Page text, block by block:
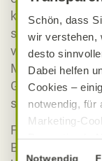
Schön, dass
wir verstehen,
desto
Dabei helfen
Cookies –
notwendig, für
Marketing-
Das optimale
„Alle Cookies
Notwendig
können Sie
sowie
von
Marken bieten
Gewürzen an,
schmackhafte
Für Ihren
Bio-Markt auf